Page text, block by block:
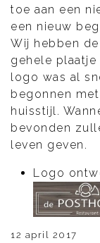
toe aan een
een nieuw
Wij hebben
gehele
logo was al
begonnen
huisstijl.
bevonden
leven geven.
Logo
12 april 2017